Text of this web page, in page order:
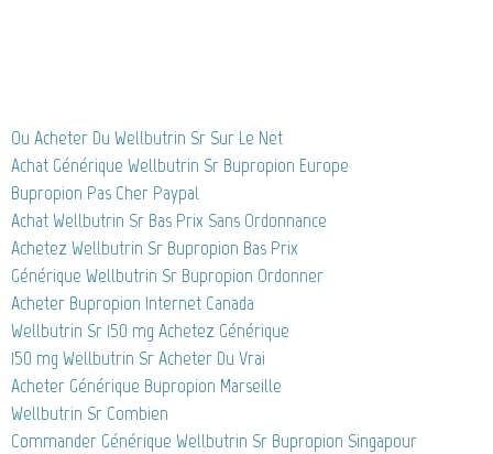
Ou Acheter Du Wellbutrin Sr Sur Le Net
Achat Générique Wellbutrin Sr Bupropion Europe
Bupropion Pas Cher Paypal
Achat Wellbutrin Sr Bas Prix Sans Ordonnance
Achetez Wellbutrin Sr Bupropion Bas Prix
Générique Wellbutrin Sr Bupropion Ordonner
Acheter Bupropion Internet Canada
Wellbutrin Sr 150 mg Achetez Générique
150 mg Wellbutrin Sr Acheter Du Vrai
Acheter Générique Bupropion Marseille
Wellbutrin Sr Combien
Commander Générique Wellbutrin Sr Bupropion Singapour